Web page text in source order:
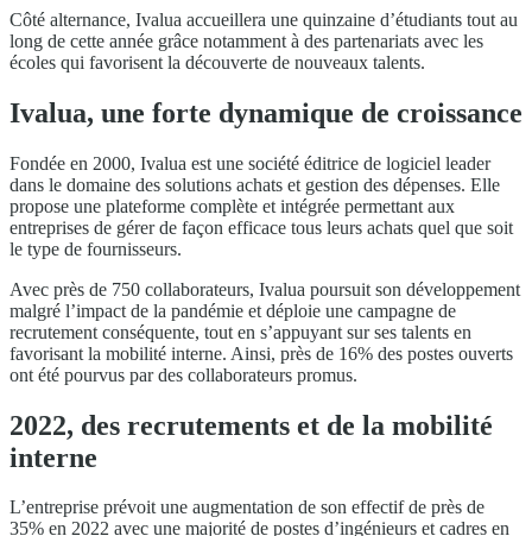
Côté alternance, Ivalua accueillera une quinzaine d’étudiants tout au
long de cette année grâce notamment à des partenariats avec les
écoles qui favorisent la découverte de nouveaux talents.
Ivalua, une forte dynamique de croissance
Fondée en 2000, Ivalua est une société éditrice de logiciel leader
dans le domaine des solutions achats et gestion des dépenses. Elle
propose une plateforme complète et intégrée permettant aux
entreprises de gérer de façon efficace tous leurs achats quel que soit
le type de fournisseurs.
Avec près de 750 collaborateurs, Ivalua poursuit son développement
malgré l’impact de la pandémie et déploie une campagne de
recrutement conséquente, tout en s’appuyant sur ses talents en
favorisant la mobilité interne. Ainsi, près de 16% des postes ouverts
ont été pourvus par des collaborateurs promus.
2022, des recrutements et de la mobilité
interne
L’entreprise prévoit une augmentation de son effectif de près de
35% en 2022 avec une majorité de postes d’ingénieurs et cadres en